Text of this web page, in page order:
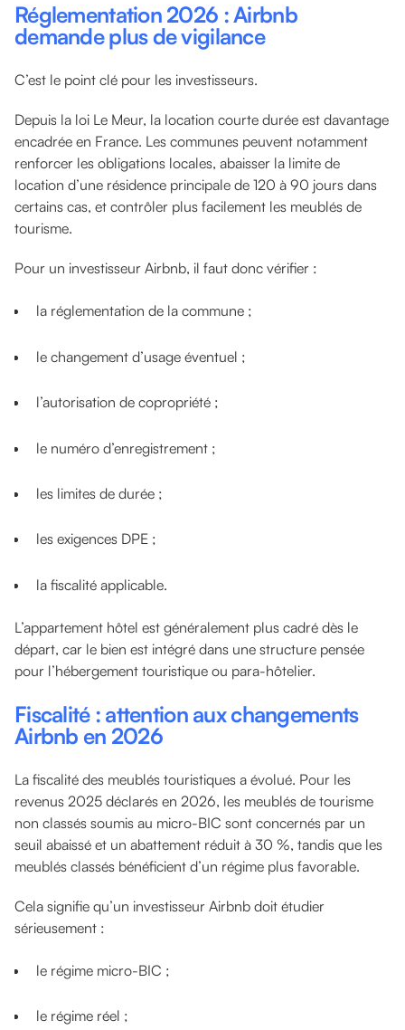
Réglementation 2026 : Airbnb
demande plus de vigilance
C’est le point clé pour les investisseurs.
Depuis la loi Le Meur, la location courte durée est davantage
encadrée en France. Les communes peuvent notamment
renforcer les obligations locales, abaisser la limite de
location d’une résidence principale de 120 à 90 jours dans
certains cas, et contrôler plus facilement les meublés de
tourisme.
Pour un investisseur Airbnb, il faut donc vérifier :
la réglementation de la commune ;
le changement d’usage éventuel ;
l’autorisation de copropriété ;
le numéro d’enregistrement ;
les limites de durée ;
les exigences DPE ;
la fiscalité applicable.
L’appartement hôtel est généralement plus cadré dès le
départ, car le bien est intégré dans une structure pensée
pour l’hébergement touristique ou para-hôtelier.
Fiscalité : attention aux changements
Airbnb en 2026
La fiscalité des meublés touristiques a évolué. Pour les
revenus 2025 déclarés en 2026, les meublés de tourisme
non classés soumis au micro-BIC sont concernés par un
seuil abaissé et un abattement réduit à 30 %, tandis que les
meublés classés bénéficient d’un régime plus favorable.
Cela signifie qu’un investisseur Airbnb doit étudier
sérieusement :
le régime micro-BIC ;
le régime réel ;